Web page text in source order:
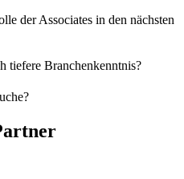
der Associates in den nächsten
tiefere Branchenkenntnis?